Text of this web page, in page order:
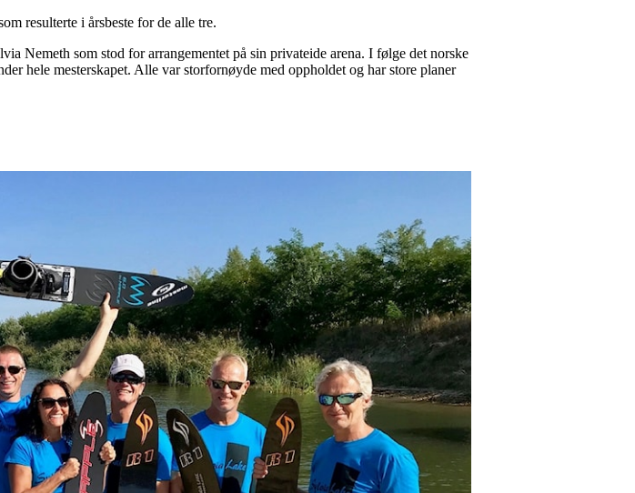
resulterte i årsbeste for de alle tre.
Nemeth som stod for arrangementet på sin privateide arena. I følge det norske
hele mesterskapet. Alle var storfornøyde med oppholdet og har store planer